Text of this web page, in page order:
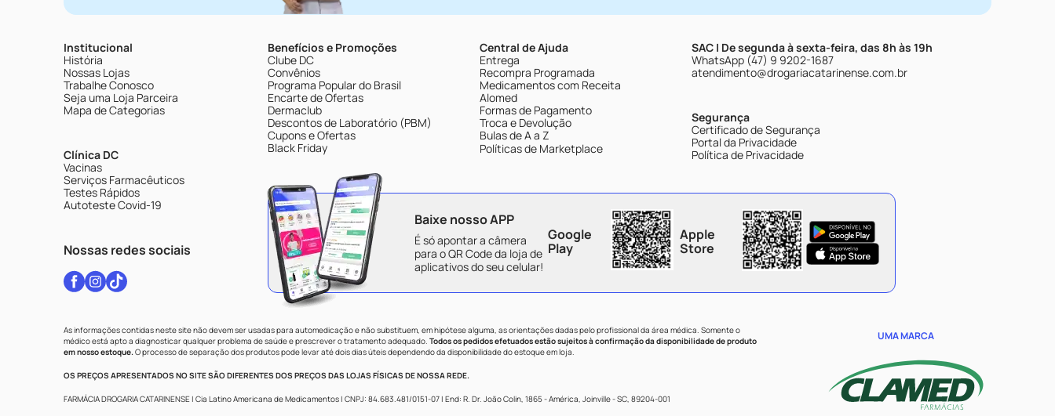
Institucional
História
Nossas Lojas
Trabalhe Conosco
Seja uma Loja Parceira
Mapa de Categorias
Clínica DC
Vacinas
Serviços Farmacêuticos
Testes Rápidos
Autoteste Covid-19
Nossas redes sociais
Benefícios e Promoções
Clube DC
Convênios
Programa Popular do Brasil
Encarte de Ofertas
Dermaclub
Descontos de Laboratório (PBM)
Cupons e Ofertas
Black Friday
Central de Ajuda
Entrega
Recompra Programada
Medicamentos com Receita
Alomed
Formas de Pagamento
Troca e Devolução
Bulas de A a Z
Políticas de Marketplace
SAC | De segunda à sexta-feira, das 8h às 19h
WhatsApp (47) 9 9202-1687
atendimento@drogariacatarinense.com.br
Segurança
Certificado de Segurança
Portal da Privacidade
Política de Privacidade
Baixe nosso APP
É só apontar a câmera
para o QR Code da loja de
aplicativos do seu celular!
Google
Play
Apple
Store
As informações contidas neste site não devem ser usadas para automedicação e não substituem, em hipótese alguma, as orientações dadas pelo profissional da área médica. Somente o
médico está apto a diagnosticar qualquer problema de saúde e prescrever o tratamento adequado. Todos os pedidos efetuados estão sujeitos à confirmação da disponibilidade de produto
em nosso estoque.O processo de separação dos produtos pode levar até dois dias úteis dependendo da disponibilidade do estoque em loja.
OS PREÇOS APRESENTADOS NO SITE SÃO DIFERENTES DOS PREÇOS DAS LOJAS FÍSICAS DE NOSSA REDE.
FARMÁCIA DROGARIA CATARINENSE | Cia Latino Americana de Medicamentos | CNPJ: 84.683.481/0151-07 | End: R. Dr. João Colin, 1865 - América, Joinville - SC, 89204-001
UMA MARCA